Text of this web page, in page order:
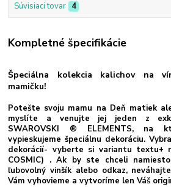
Súvisiaci tovar 4
Kompletné špecifikácie
Špeciálna kolekcia kalichov na
mamičku!
Potešte svoju mamu na Deň matiek
myslíte a venujte jej jeden z
SWAROVSKI ® ELEMENTS, na
vypieskujeme špeciálnu dekoráciu.
dekorácií- vyberte si variantu textu+
COSMIC) . Ak by ste chceli
ľubovolný vinšík alebo odkaz,
Vám vyhovieme a vytvoríme len Váš